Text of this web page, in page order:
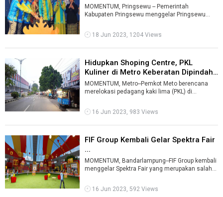
MOMENTUM, Pringsewu -- Pemerintah
Kabupaten Pringsewu menggelar Pringsewu
usaha mikro, ...
18 Jun 2023, 1204 Views
Hidupkan Shoping Centre, PKL
Kuliner di Metro Keberatan Dipindahk
...
MOMENTUM, Metro--Pemkot Meto berencana
merelokasi pedagang kaki lima (PKL) di
Metr ...
16 Jun 2023, 983 Views
FIF Group Kembali Gelar Spektra Fair
...
MOMENTUM, Bandarlampung--FIF Group kembali
menggelar Spektra Fair yang merupakan salah
16 Jun 2023, 592 Views